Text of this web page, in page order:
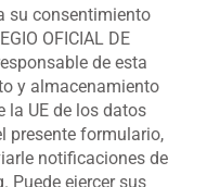
OFICIAL DE
de esta
y almacenamiento
la UE de los datos
formulario,
notificaciones de
Puede ejercer sus